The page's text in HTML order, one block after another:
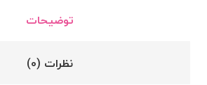
توضیحات
نظرات (0)